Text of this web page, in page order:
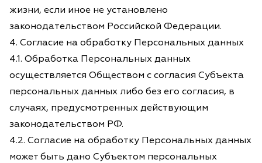
жизни, если иное не установлено
законодательством Российской Федерации.
4. Согласие на обработку Персональных данных
4.1. Обработка Персональных данных
осуществляется Обществом с согласия Субъекта
персональных данных либо без его согласия, в
случаях, предусмотренных действующим
законодательством РФ.
4.2. Согласие на обработку Персональных данных
может быть дано Субъектом персональных